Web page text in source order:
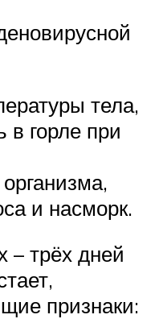
тела,
горле при
и насморк.
– трёх дней
признаки: